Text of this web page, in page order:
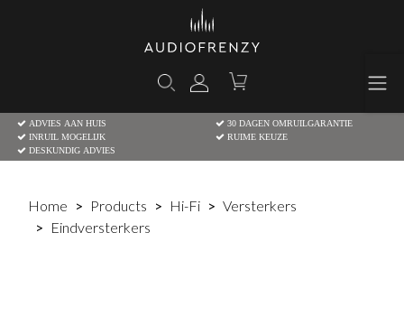
ADVIES AAN HUIS
30 DAGEN OMRUILGARANTIE
INRUIL MOGELIJK
RUIME KEUZE
DESKUNDIG ADVIES
Home Products Hi-Fi
Versterkers
Eindversterkers